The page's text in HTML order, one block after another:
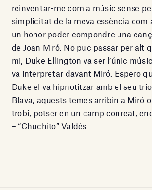
reinventar-me com a músic sense
simplicitat de la meva essència com
un honor poder compondre una
de Joan Miró. No puc passar per alt
mi, Duke Ellington va ser l’únic
va interpretar davant Miró. Espero
Duke el va hipnotitzar amb el seu
Blava, aquests temes arribin a Miró
trobi, potser en un camp conreat,
– “Chuchito” Valdés